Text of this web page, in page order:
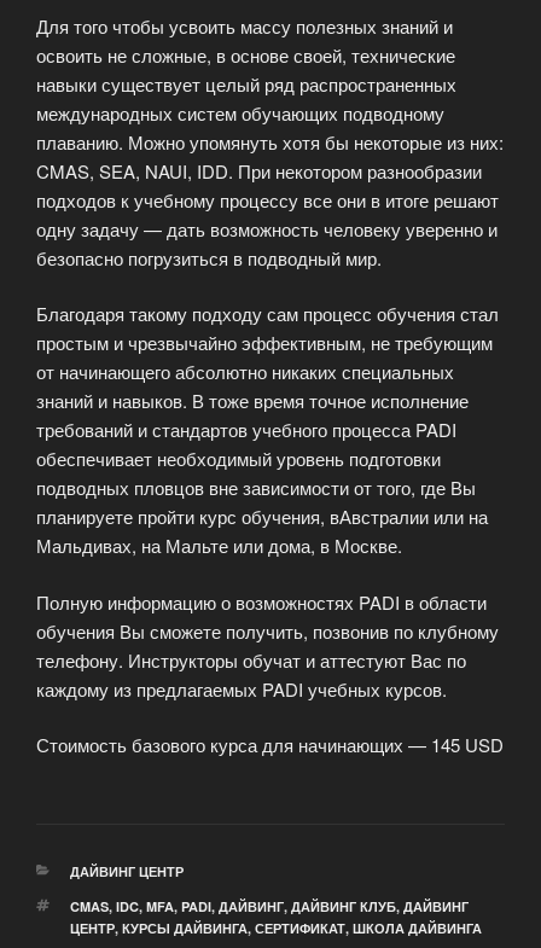
Для того чтобы усвоить массу полезных знаний и
освоить не сложные, в основе своей, технические
навыки существует целый ряд распространенных
международных систем обучающих подводному
плаванию. Можно упомянуть хотя бы некоторые из них:
CMAS, SEA, NAUI, IDD. При некотором разнообразии
подходов к учебному процессу все они в итоге решают
одну задачу — дать возможность человеку уверенно и
безопасно погрузиться в подводный мир.
Благодаря такому подходу сам процесс обучения стал
простым и чрезвычайно эффективным, не требующим
от начинающего абсолютно никаких специальных
знаний и навыков. В тоже время точное исполнение
требований и стандартов учебного процесса PADI
обеспечивает необходимый уровень подготовки
подводных пловцов вне зависимости от того, где Вы
планируете пройти курс обучения, вАвстралии или на
Мальдивах, на Мальте или дома, в Москве.
Полную информацию о возможностях PADI в области
обучения Вы сможете получить, позвонив по клубному
телефону. Инструкторы обучат и аттестуют Вас по
каждому из предлагаемых PADI учебных курсов.
Стоимость базового курса для начинающих — 145 USD
РУБРИКИ
ДАЙВИНГ ЦЕНТР
МЕТКИ
CMAS, IDC, MFA, PADI, ДАЙВИНГ, ДАЙВИНГ КЛУБ, ДАЙВИНГ
ЦЕНТР, КУРСЫ ДАЙВИНГА, СЕРТИФИКАТ, ШКОЛА ДАЙВИНГА